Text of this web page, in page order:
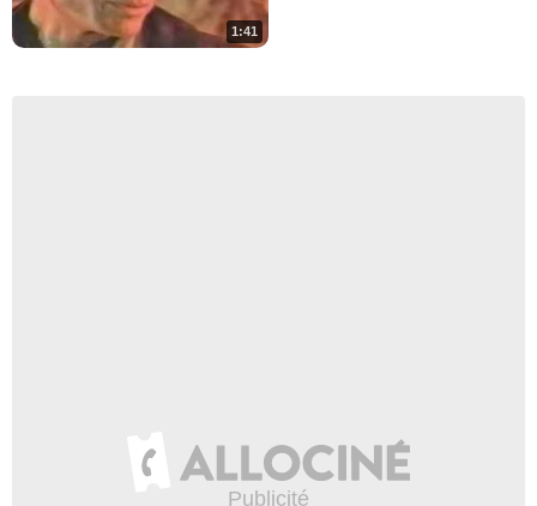
1:41